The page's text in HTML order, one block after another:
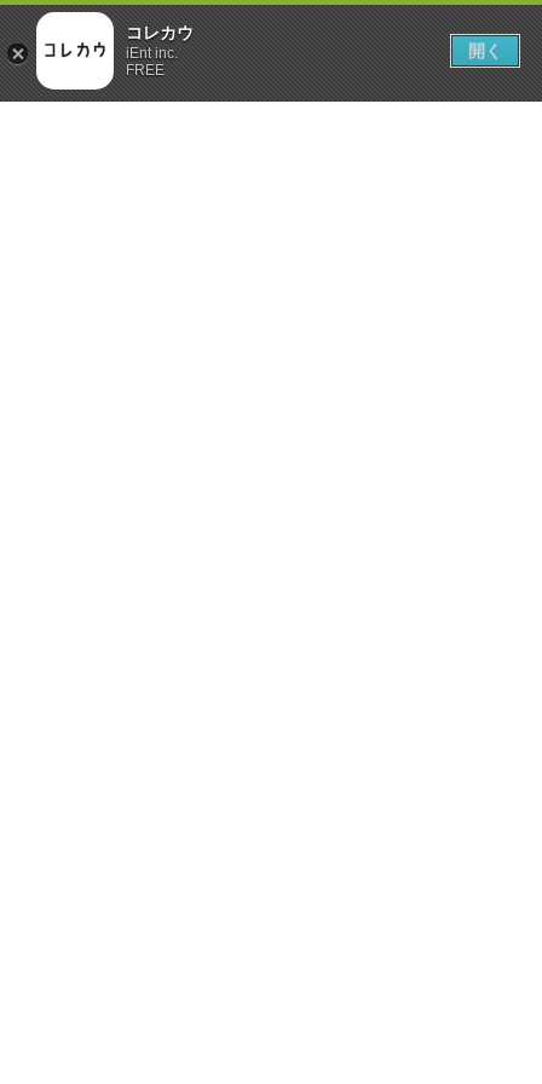
コレカウ
iEnt inc.
FREE
開く